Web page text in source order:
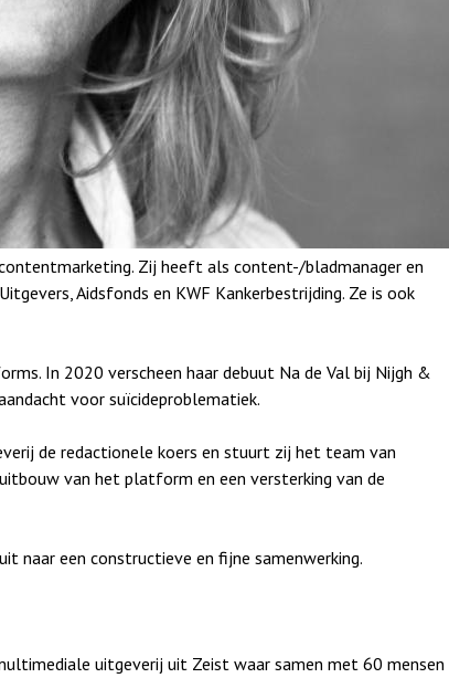
Zij heeft als content-/bladmanager en
Aidsfonds en KWF Kankerbestrijding. Ze is ook
In 2020 verscheen haar debuut Na de Val bij Nijgh &
voor suïcideproblematiek.
de redactionele koers en stuurt zij het team van
van het platform en een versterking van de
naar een constructieve en fijne samenwerking.
uitgeverij uit Zeist waar samen met 60 mensen